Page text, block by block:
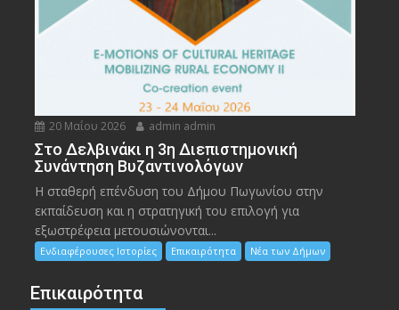
20 Μαΐου 2026 admin admin
Στο Δελβινάκι η 3η Διεπιστημονική
Συνάντηση Βυζαντινολόγων
Η σταθερή επένδυση του Δήμου Πωγωνίου στην
εκπαίδευση και η στρατηγική του επιλογή για
εξωστρέφεια μετουσιώνονται...
Ενδιαφέρουσες Ιστορίες Επικαιρότητα Νέα των Δήμων
Επικαιρότητα